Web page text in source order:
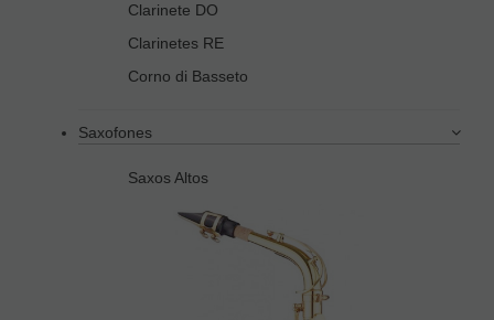
Clarinete DO
Clarinetes RE
Corno di Basseto
Saxofones
Saxos Altos